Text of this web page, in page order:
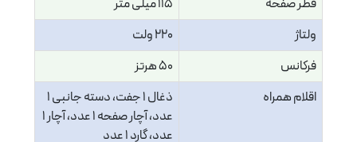
ولتاژ
220 ولت
فرکانس
50 هرتز
اقلام همراه
ذغال 1 جفت، دسته جانبی 1
عدد، آچار صفحه 1 عدد، آچار 1
عدد، گارد 1 عدد